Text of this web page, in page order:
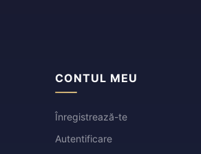
CONTUL MEU
Înregistrează-te
Autentificare